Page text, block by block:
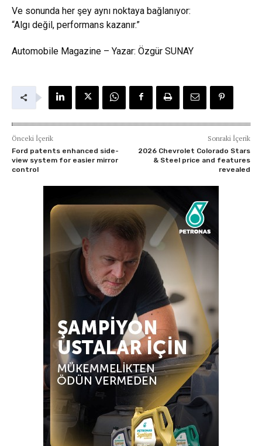
Ve sonunda her şey aynı noktaya bağlanıyor:
“Algı değil, performans kazanır.”
Automobile Magazine – Yazar: Özgür SUNAY
Önceki İçerik
Ford patents enhanced side-
view system for easier mirror
control
Sonraki İçerik
2026 Chevrolet Colorado Stars
& Steel price and features
revealed